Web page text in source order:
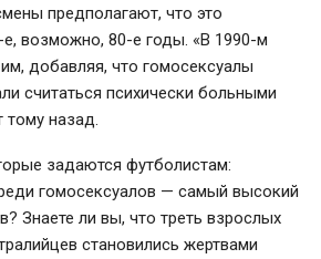
предполагают, что это
е, возможно, 80-е годы. «В 1990-м
добавляя, что гомосексуалы
считаться психически больными
тому назад.
задаются футболистам:
гомосексуалов — самый высокий
Знаете ли вы, что треть взрослых
становились жертвами